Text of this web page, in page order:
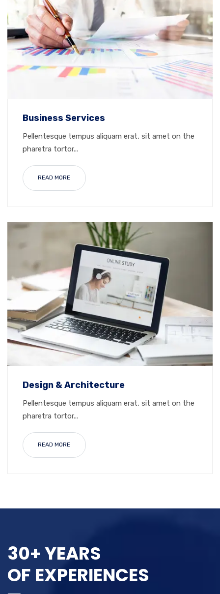
Business Services
Pellentesque tempus aliquam erat, sit amet on the
pharetra tortor...
READ MORE
Design & Architecture
Pellentesque tempus aliquam erat, sit amet on the
pharetra tortor...
READ MORE
30+ YEARS
OF EXPERIENCES